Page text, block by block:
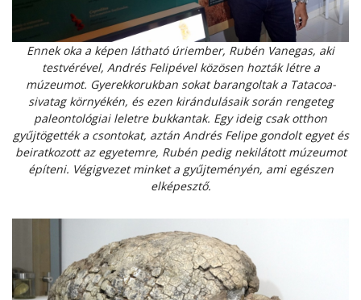
Ennek oka a képen látható úriember, Rubén Vanegas, aki
testvérével, Andrés Felipével közösen hozták létre a
múzeumot. Gyerekkorukban sokat barangoltak a Tatacoa-
sivatag környékén, és ezen kirándulásaik során rengeteg
paleontológiai leletre bukkantak. Egy ideig csak otthon
gyűjtögették a csontokat, aztán Andrés Felipe gondolt egyet és
beiratkozott az egyetemre, Rubén pedig nekilátott múzeumot
építeni. Végigvezet minket a gyűjteményén, ami egészen
elképesztő.